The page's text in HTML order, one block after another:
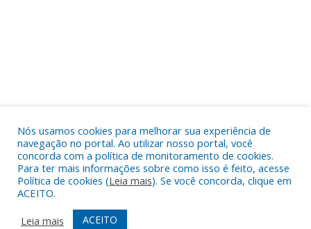
Nós usamos cookies para melhorar sua experiência de
navegação no portal. Ao utilizar nosso portal, você
concorda com a política de monitoramento de cookies.
Para ter mais informações sobre como isso é feito, acesse
Política de cookies (Leia mais). Se você concorda, clique em
ACEITO.
Leia mais
ACEITO